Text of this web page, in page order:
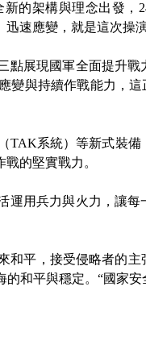
的架構與理念出發，
速應變，就是這次操
展現國軍全面提升戰
變與持續作戰能力，這
系統）等新式裝備
的堅實戰力。
用兵力與火力，讓每
平，接受侵略者的主
和平與穩定。“國家